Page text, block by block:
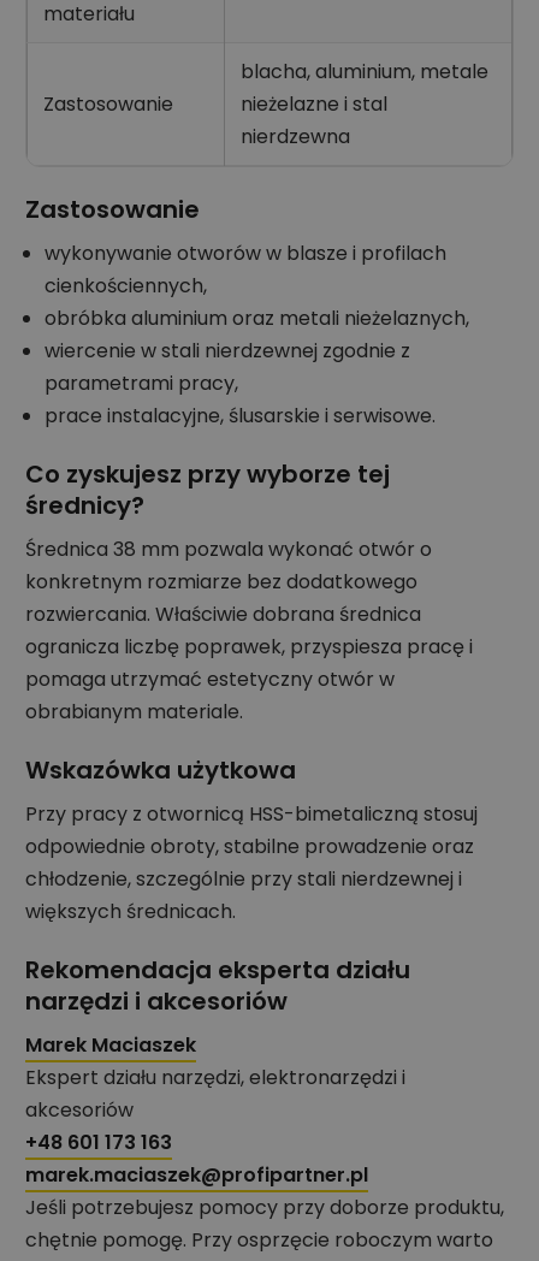
materiału
Zastosowanie
blacha, aluminium, metale
nieżelazne i stal
nierdzewna
Zastosowanie
wykonywanie otworów w blasze i profilach
cienkościennych,
obróbka aluminium oraz metali nieżelaznych,
wiercenie w stali nierdzewnej zgodnie z
parametrami pracy,
prace instalacyjne, ślusarskie i serwisowe.
Co zyskujesz przy wyborze tej
średnicy?
Średnica 38 mm pozwala wykonać otwór o
konkretnym rozmiarze bez dodatkowego
rozwiercania. Właściwie dobrana średnica
ogranicza liczbę poprawek, przyspiesza pracę i
pomaga utrzymać estetyczny otwór w
obrabianym materiale.
Wskazówka użytkowa
Przy pracy z otwornicą HSS-bimetaliczną stosuj
odpowiednie obroty, stabilne prowadzenie oraz
chłodzenie, szczególnie przy stali nierdzewnej i
większych średnicach.
Rekomendacja eksperta działu
narzędzi i akcesoriów
Marek Maciaszek
Ekspert działu narzędzi, elektronarzędzi i
akcesoriów
+48 601 173 163
marek.maciaszek@profipartner.pl
Jeśli potrzebujesz pomocy przy doborze produktu,
chętnie pomogę. Przy osprzęcie roboczym warto